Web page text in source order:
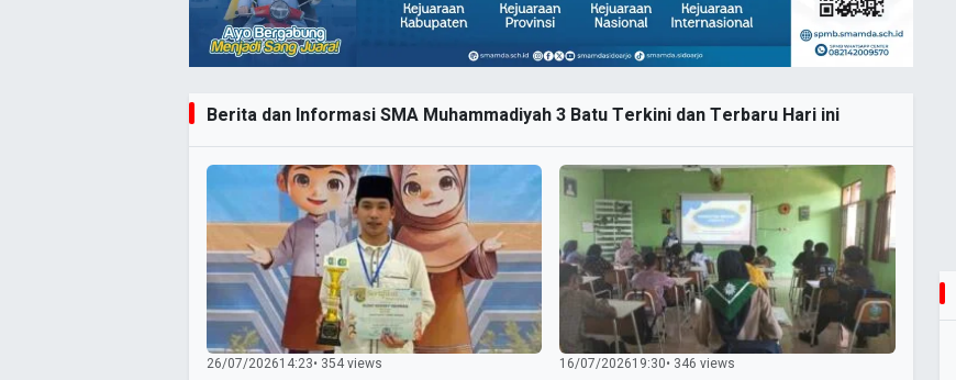
Berita dan Informasi SMA Muhammadiyah 3 Batu Terkini dan Terbaru Hari ini
26/07/202614:23• 354 views 16/07/202619:30• 346 views